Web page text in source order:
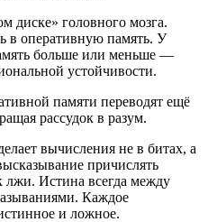
диске» головного мозга.
в оперативную память. У
больше или меньше —
устойчивости.
памяти переводят ещё
рассудок в разум.
вычисления не в битах, а
причислять
лжи. Истина всегда между
Каждое
и ложное.